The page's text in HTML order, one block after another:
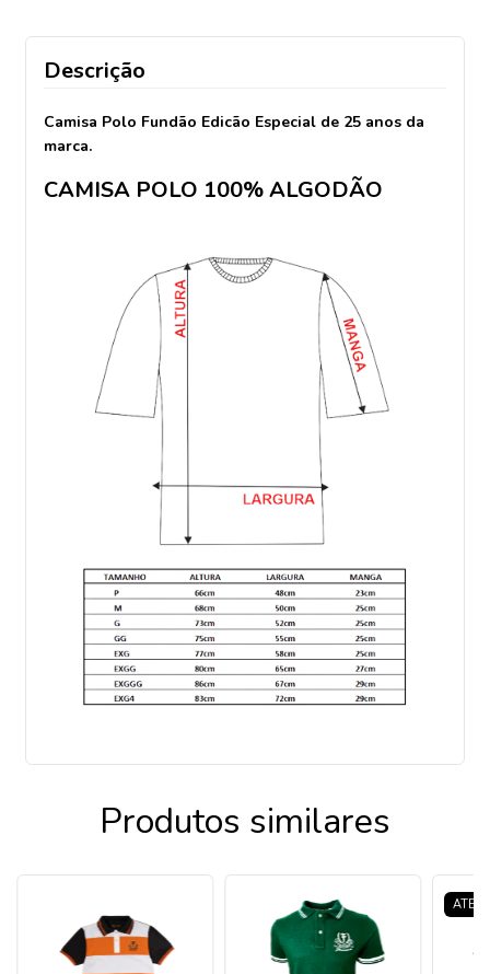
Descrição
Camisa Polo Fundão Edicão Especial de 25 anos da
marca.
CAMISA POLO 100% ALGODÃO
Produtos similares